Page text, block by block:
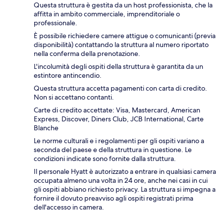
Questa struttura è gestita da un host professionista, che la
affitta in ambito commerciale, imprenditoriale o
professionale.
È possibile richiedere camere attigue o comunicanti (previa
disponibilità) contattando la struttura al numero riportato
nella conferma della prenotazione.
L'incolumità degli ospiti della struttura è garantita da un
estintore antincendio.
Questa struttura accetta pagamenti con carta di credito.
Non si accettano contanti.
Carte di credito accettate: Visa, Mastercard, American
Express, Discover, Diners Club, JCB International, Carte
Blanche
Le norme culturali e i regolamenti per gli ospiti variano a
seconda del paese e della struttura in questione. Le
condizioni indicate sono fornite dalla struttura.
Il personale Hyatt è autorizzato a entrare in qualsiasi camera
occupata almeno una volta in 24 ore, anche nei casi in cui
gli ospiti abbiano richiesto privacy. La struttura si impegna a
fornire il dovuto preavviso agli ospiti registrati prima
dell'accesso in camera.